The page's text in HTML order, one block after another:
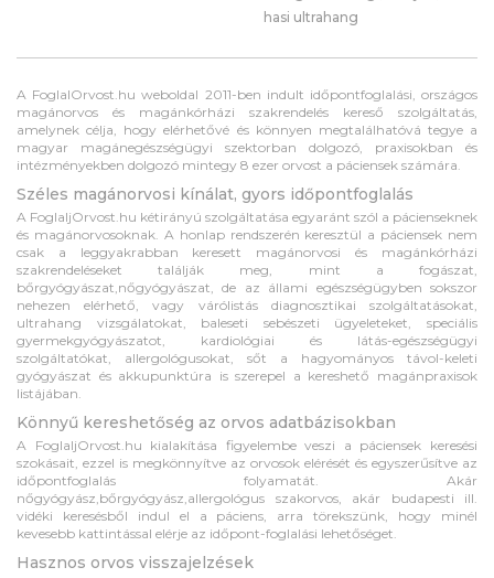
hasi ultrahang
A FoglalOrvost.hu weboldal 2011-ben indult időpontfoglalási, országos
magánorvos és magánkórházi szakrendelés kereső szolgáltatás,
amelynek célja, hogy elérhetővé és könnyen megtalálhatóvá tegye a
magyar magánegészségügyi szektorban dolgozó, praxisokban és
intézményekben dolgozó mintegy 8 ezer orvost a páciensek számára.
Széles magánorvosi kínálat, gyors időpontfoglalás
A FoglaljOrvost.hu kétirányú szolgáltatása egyaránt szól a pácienseknek
és magánorvosoknak. A honlap rendszerén keresztül a páciensek nem
csak a leggyakrabban keresett magánorvosi és magánkórházi
szakrendeléseket találják meg, mint a fogászat,
bőrgyógyászat,nőgyógyászat, de az állami egészségügyben sokszor
nehezen elérhető, vagy várólistás diagnosztikai szolgáltatásokat,
ultrahang vizsgálatokat, baleseti sebészeti ügyeleteket, speciális
gyermekgyógyászatot, kardiológiai és látás-egészségügyi
szolgáltatókat, allergológusokat, sőt a hagyományos távol-keleti
gyógyászat és akkupunktúra is szerepel a kereshető magánpraxisok
listájában.
Könnyű kereshetőség az orvos adatbázisokban
A FoglaljOrvost.hu kialakítása figyelembe veszi a páciensek keresési
szokásait, ezzel is megkönnyítve az orvosok elérését és egyszerűsítve az
időpontfoglalás folyamatát. Akár
nőgyógyász,bőrgyógyász,allergológus szakorvos, akár budapesti ill.
vidéki keresésből indul el a páciens, arra törekszünk, hogy minél
kevesebb kattintással elérje az időpont-foglalási lehetőséget.
Hasznos orvos visszajelzések